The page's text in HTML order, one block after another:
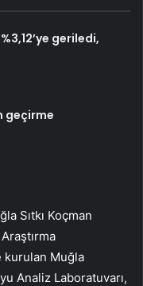
geriledi,
geçirme
Sıtkı Koçman
kurulan Muğla
Analiz Laboratuvarı,